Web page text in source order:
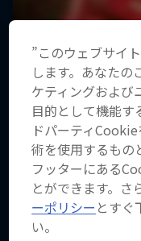
”このウェブサイ
します。あなた
ケティングおよび
目的として機能
ドパーティ
術を使用するもの
フッターにある
とができます。さ
ーポリシー とすぐ
い。